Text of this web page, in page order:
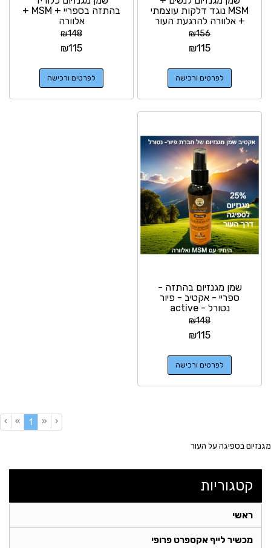
MSM נוגד דלקות עוצמתי
+ אלוורה להרגעת העור
₪156
₪115
לפרטים ורכישה
בהתזה בספריי + MSM +
אלוורה
₪148
₪115
לפרטים ורכישה
שמן מגנזיום בהתזה -
ספריי - אקטיב - פיור
נטורל - active
magnesium oil מיועד...
₪148
₪115
לפרטים ורכישה
‹
«
1
(current)
»
›
מגנזיום בספיגה על העור
קטגוריות
ראשי
מכשיר לייף אקספרט פרופי